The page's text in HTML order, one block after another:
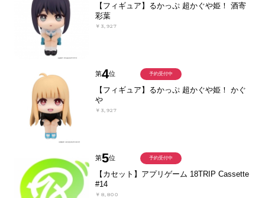
【フィギュア】るかっぷ 超かぐや姫！ 酒寄
彩葉
￥3,927
第4位
【フィギュア】るかっぷ 超かぐや姫！ かぐ
や
￥3,927
予約受付中
第5位
【カセット】アプリゲーム 18TRIP Cassette
#14
￥8,800
予約受付中